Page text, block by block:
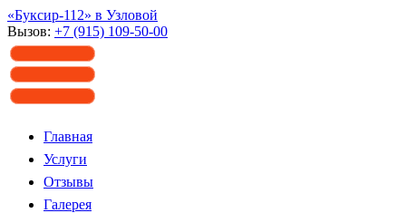
«Буксир-112» в Узловой
Вызов: +7 (915) 109-50-00
Главная
Услуги
Отзывы
Галерея